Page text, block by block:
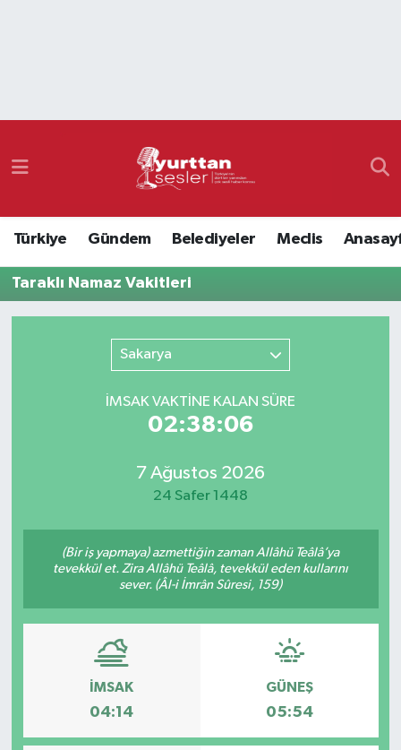
Türkiye Gündem Belediyeler Meclis
Taraklı Namaz Vakitleri
Sakarya
İMSAK VAKTİNE KALAN SÜRE
02:38:06
7 Ağustos 2026
24 Safer 1448
(Bir iş yapmaya) azmettiğin zaman Allâhü Teâlâ’ya
tevekkül et. Zira Allâhü Teâlâ, tevekkül eden kullarını
sever. (Âl-i İmrân Sûresi, 159)
İMSAK
04:14
GÜNEŞ
05:54
Namaz Vakitleri
Süper Lig Puan Durumu ve Fikstür
Son Dakika Haberleri